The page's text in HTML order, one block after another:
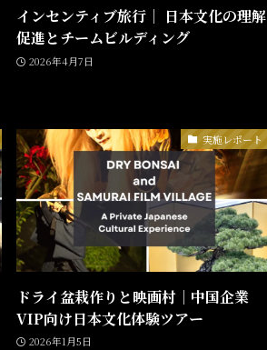
インセンティブ旅行｜ 日本文化の理解
促進とチームビルディング
2026年4月7日
実施レポート
ドライ盆栽作りと映画村｜中国企業
VIP向け日本文化体験ツアー
2026年1月5日